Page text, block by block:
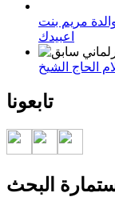
مريم بنت
اعبيدك
الحاج الشيخ
تابعونا
البحث